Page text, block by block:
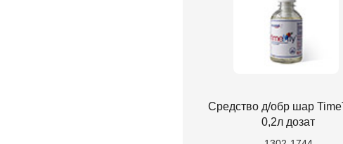
Средство д/обр шар
0,2л дозат